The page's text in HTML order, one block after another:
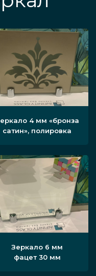
4 мм «бронза
сатин», полировка
Зеркало 6 мм
фацет 30 мм